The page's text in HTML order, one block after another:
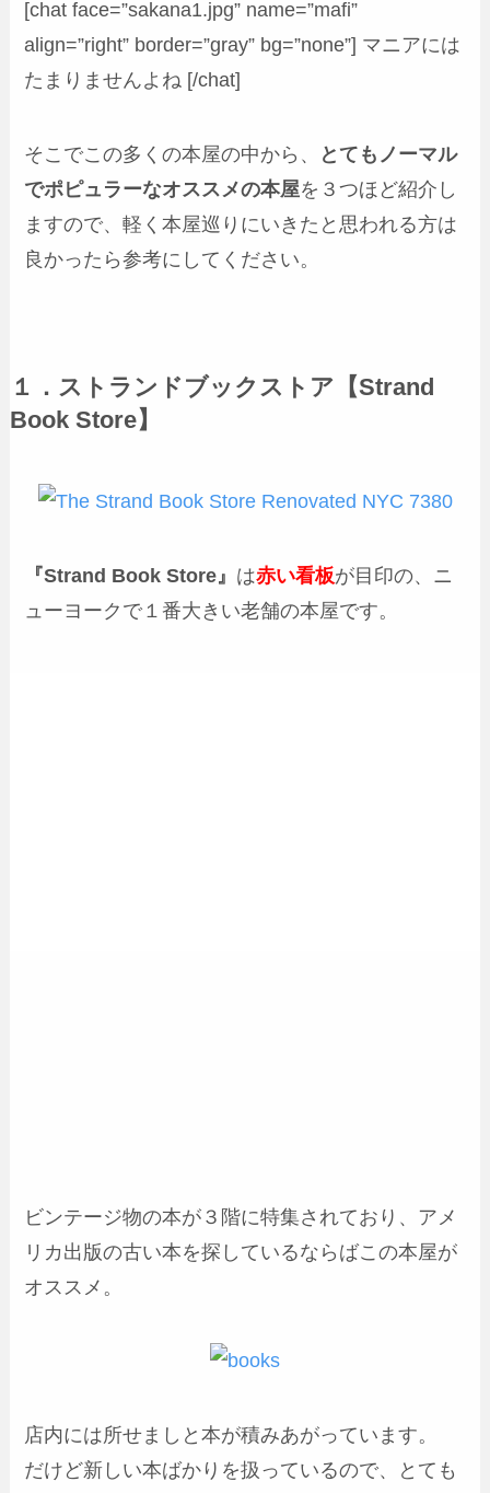
[chat face=”sakana1.jpg” name=”mafi”
align=”right” border=”gray” bg=”none”] マニアには
たまりませんよね [/chat]
そこでこの多くの本屋の中から、
とてもノーマル
でポピュラーなオススメの本屋を３つほど紹介し
ますので、軽く本屋巡りにいきたと思われる方は
良かったら参考にしてください。
１．ストランドブックストア【Strand
Book Store】
『Strand Book Store』 は赤い看板が目印の、ニ
ューヨークで１番大きい老舗の本屋です。
ビンテージ物の本が３階に特集されており、アメ
リカ出版の古い本を探しているならばこの本屋が
オススメ。
店内には所せましと本が積みあがっています。
だけど新しい本ばかりを扱っているので、とても